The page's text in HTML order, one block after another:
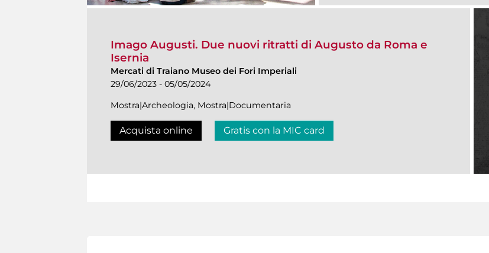
Imago Augusti. Due nuovi ritratti di Augusto da Roma e
Isernia
Mercati di Traiano Museo dei Fori Imperiali
29/06/2023 - 05/05/2024
Mostra|Archeologia, Mostra|Documentaria
Acquista online Gratis con la MIC card